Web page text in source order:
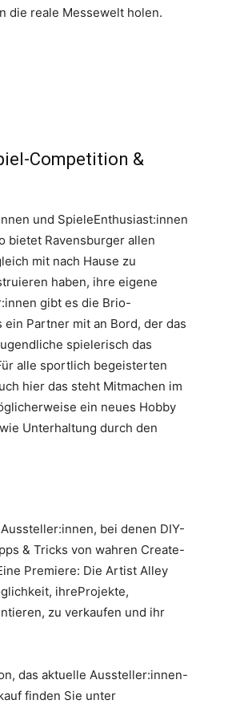
die reale Messewelt holen.
Competition &
und SpieleEnthusiast:innen
bietet Ravensburger allen
mit nach Hause zu
haben, ihre eigene
gibt es die Brio-
Partner mit an Bord, der das
spielerisch das
alle sportlich begeisterten
hier das steht Mitmachen im
ein neues Hobby
Unterhaltung durch den
bei denen DIY-
& Tricks von wahren Create-
Premiere: Die Artist Alley
ihreProjekte,
zu verkaufen und ihr
das aktuelle Aussteller:innen-
finden Sie unter